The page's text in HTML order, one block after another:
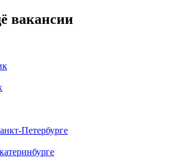
вакансии
Петербурге